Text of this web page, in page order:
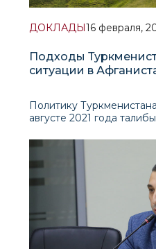
ДОКЛАДЫ 16 февраля,
Подходы
ситуации в
Политику
августе 2021 года
можно
направленную на
рабочих и
властями страны. Тем